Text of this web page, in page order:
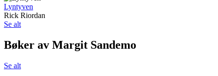
Lyntyven
Rick Riordan
Se alt
Bøker av Margit Sandemo
Se alt